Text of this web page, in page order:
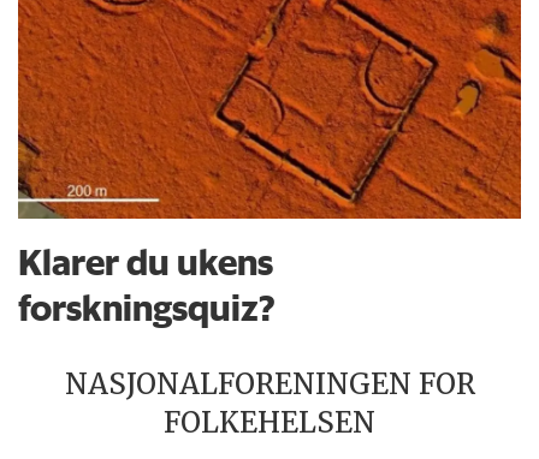
Klarer du ukens
forskningsquiz?
NASJONALFORENINGEN FOR
FOLKEHELSEN